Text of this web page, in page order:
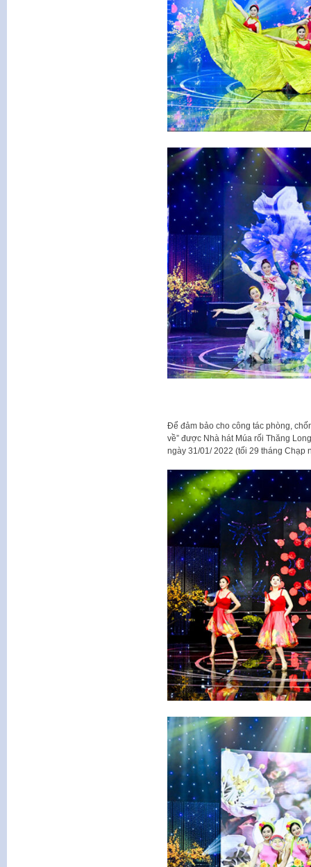
Để đảm bảo cho công tác phòng,
về” được Nhà hát Múa rối Thăng
ngày 31/01/ 2022 (tối 29 tháng Chạp